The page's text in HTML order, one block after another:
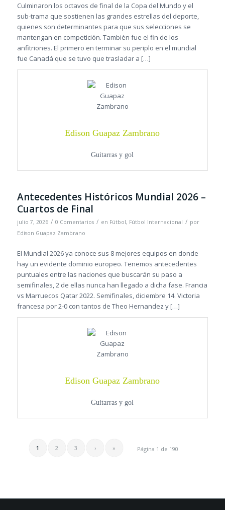
Culminaron los octavos de final de la Copa del Mundo y el
sub-trama que sostienen las grandes estrellas del deporte,
quienes son determinantes para que sus selecciones se
mantengan en competición. También fue el fin de los
anfitriones. El primero en terminar su periplo en el mundial
fue Canadá que se tuvo que trasladar a […]
Edison Guapaz Zambrano
Guitarras y gol
Antecedentes Históricos Mundial 2026 –
Cuartos de Final
julio 7, 2026 / 0 Comentarios / en Fútbol, Fútbol Internacional / por
Edison Guapaz Zambrano
El Mundial 2026 ya conoce sus 8 mejores equipos en donde
hay un evidente dominio europeo. Tenemos antecedentes
puntuales entre las naciones que buscarán su paso a
semifinales, 2 de ellas nunca han llegado a dicha fase. Francia
vs Marruecos Qatar 2022. Semifinales, diciembre 14. Victoria
francesa por 2-0 con tantos de Theo Hernandez y […]
Edison Guapaz Zambrano
Guitarras y gol
Página 1 de 190
1 2 3 › »